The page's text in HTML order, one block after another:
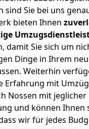
sind Sie bei uns
bieten Ihnen
damit Sie sich um
Dinge in Ihrem
Weiterhin
Erfahrung mit
Nossen mit jeglicher
und können Ihnen
wir für jedes